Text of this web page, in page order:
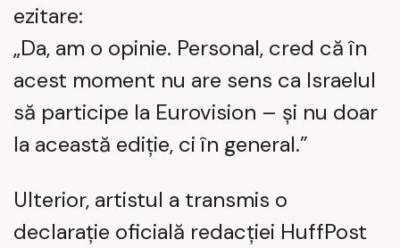
ezitare:
„Da, am o opinie. Personal, cred că în
acest moment nu are sens ca Israelul
să participe la Eurovision – și nu doar
la această ediție, ci în general.”
Ulterior, artistul a transmis o
declarație oficială redacției HuffPost